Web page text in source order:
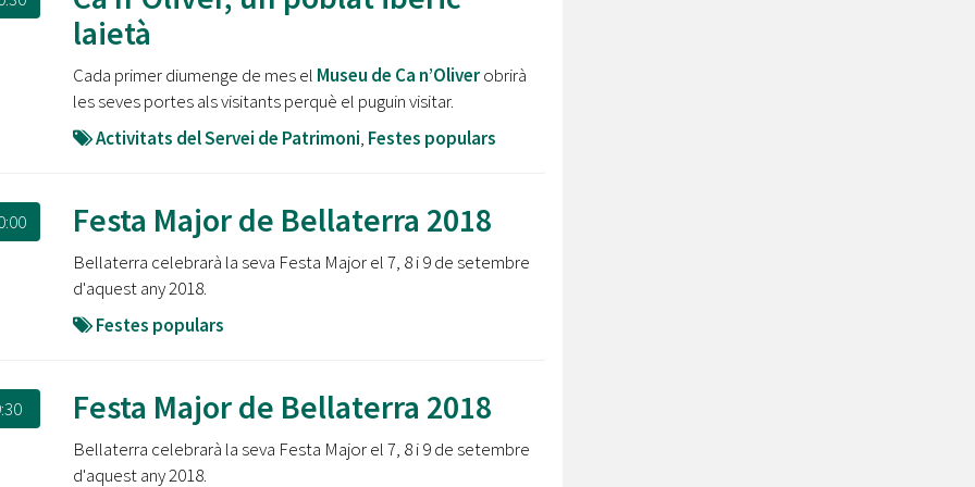
laietà
Cada primer diumenge de mes el Museu de Ca n’Oliverobrirà
les seves portes als visitants perquè el puguin visitar.
Activitats del Servei de Patrimoni, Festes populars
Festa Major de Bellaterra 2018
Bellaterra celebrarà la seva Festa Major el 7, 8 i 9 de setembre
d'aquest any 2018.
Festes populars
Festa Major de Bellaterra 2018
Bellaterra celebrarà la seva Festa Major el 7, 8 i 9 de setembre
d'aquest any 2018.